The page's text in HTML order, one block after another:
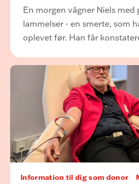
En morgen vågner Niels med
lammelser - en smerte, som
oplevet før. Han får
behandlinger med medicin
plasma fra ca. 48 donorer.
Information til dig som donor